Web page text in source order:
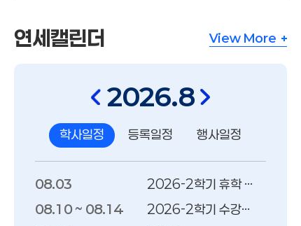
연세캘린더
연세캘린더 View More
2026.8
학사일정 등록일정 행사일정
학사일정
08.03
2026-2학기 휴학 접수 시작
08.10 ~ 08.14
2026-2학기 수강신청